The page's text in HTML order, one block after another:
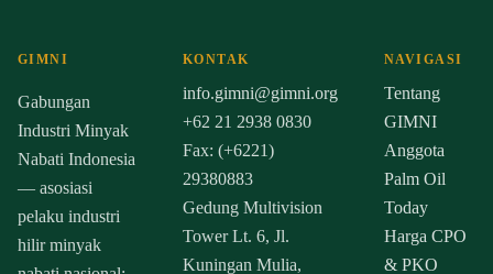
GIMNI
Gabungan
Industri Minyak
Nabati Indonesia
— asosiasi
pelaku industri
hilir minyak
KONTAK
info.gimni@gimni.org
+62 21 2938 0830
Fax: (+6221)
29380883
Gedung Multivision
Tower Lt. 6, Jl.
Kuningan Mulia,
NAVIGASI
Tentang
GIMNI
Anggota
Palm Oil
Today
Harga CPO
& PKO